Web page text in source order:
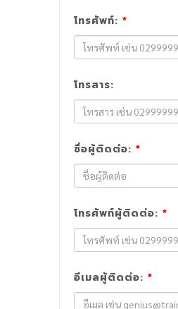
โทรศัพท์: *
โทรสาร:
ชื่อผู้ติดต่อ: *
โทรศัพท์ผู้ติดต่อ: *
อีเมลผู้ติดต่อ: *